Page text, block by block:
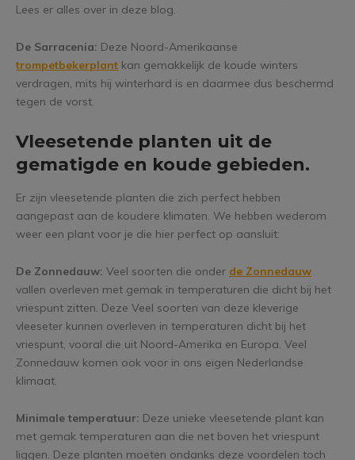
Lees er alles over in deze blog.
De Sarracenia: Deze Noord-Amerikaanse
trompetbekerplant kan gemakkelijk de koude winters
verdragen, mits hij winterhard is en daarmee dus beschermd
tegen de vorst.
Vleesetende planten uit de
gematigde en koude gebieden.
Er zijn vleesetende planten die zich perfect hebben
aangepast aan de koudere klimaten. We hebben wederom
weer een plant voor je die hier perfect op aansluit:
De Zonnedauw: Veel soorten die onder de Zonnedauw
vallen overleven met gemak in temperaturen die dicht bij het
vriespunt zitten. Deze Veel soorten van deze kleverige
vleeseter kunnen overleven in temperaturen dicht bij het
vriespunt, vooral die uit Noord-Amerika en Europa. Veel
Zonnedauw komen ook voor in ons eigen Nederlandse
klimaat.
Minimale temperatuur: Deze unieke vleesetende plant kan
met gemak temperaturen aan die net boven het vriespunt
liggen. Deze planten moeten ondanks deze voordelen toch